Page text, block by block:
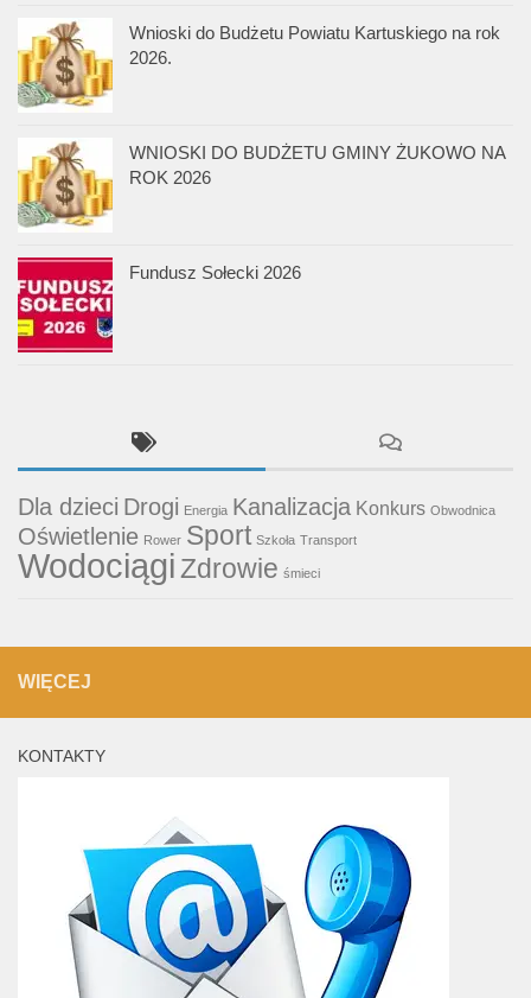
Wnioski do Budżetu Powiatu Kartuskiego na rok
2026.
WNIOSKI DO BUDŻETU GMINY ŻUKOWO NA
ROK 2026
Fundusz Sołecki 2026
Dla dzieci Drogi Energia Kanalizacja Konkurs Obwodnica
Oświetlenie Rower Sport Szkoła Transport
WodociągiZdrowie śmieci
WIĘCEJ
KONTAKTY